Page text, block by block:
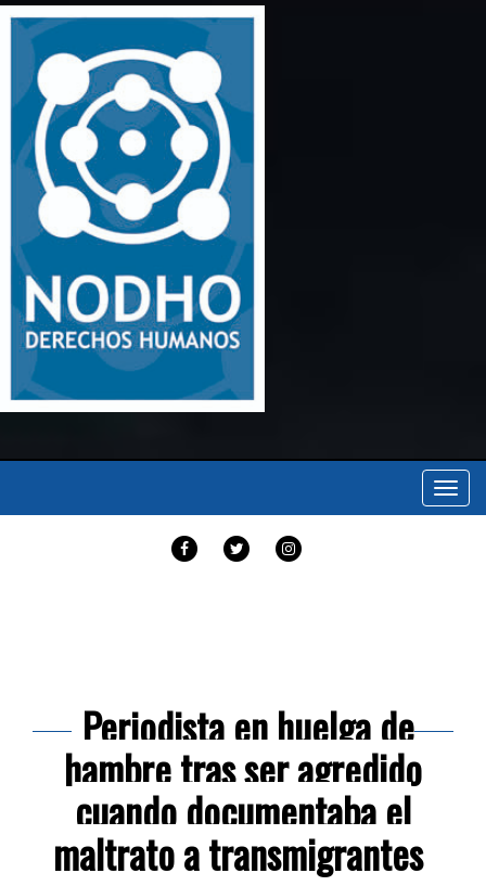
FACEBOOKTWITTER
Periodista en huelga de
hambre tras ser agredido
cuando documentaba el
maltrato a transmigrantes